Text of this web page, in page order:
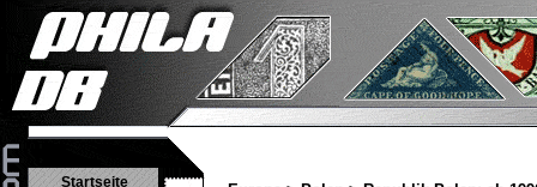
Startseite